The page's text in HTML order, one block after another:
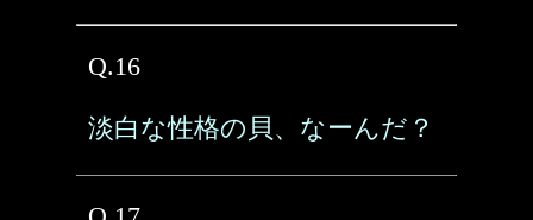
Q.16
淡白な性格の貝、なーんだ？